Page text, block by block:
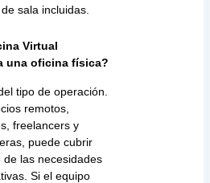
sala incluidas.
Virtual
una oficina física?
tipo de operación.
remotos,
freelancers y
puede cubrir
de las necesidades
Si el equipo